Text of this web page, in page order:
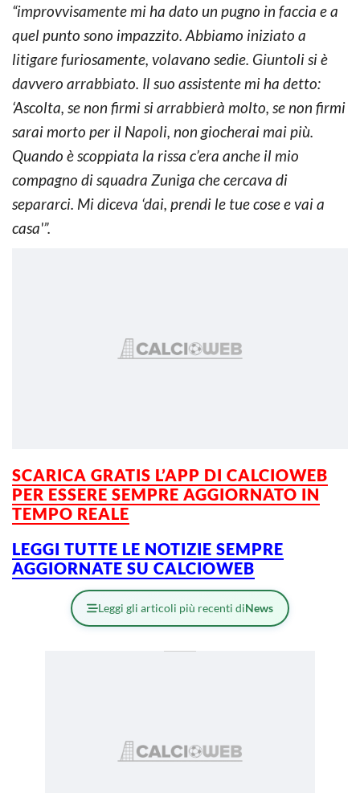
“improvvisamente mi ha dato un pugno in faccia e a
quel punto sono impazzito. Abbiamo iniziato a
litigare furiosamente, volavano sedie. Giuntoli si è
davvero arrabbiato. Il suo assistente mi ha detto:
‘Ascolta, se non firmi si arrabbierà molto, se non firmi
sarai morto per il Napoli, non giocherai mai più.
Quando è scoppiata la rissa c’era anche il mio
compagno di squadra Zuniga che cercava di
separarci. Mi diceva ‘dai, prendi le tue cose e vai a
casa'”.
SCARICA GRATIS L’APP DI CALCIOWEB
PER ESSERE SEMPRE AGGIORNATO IN
TEMPO REALE
LEGGI TUTTE LE NOTIZIE SEMPRE
AGGIORNATE SU CALCIOWEB
Leggi gli articoli più recenti diNews